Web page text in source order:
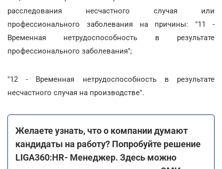
расследования несчастного случая или
профессионального заболевания на причины: "11 -
Временная нетрудоспособность в результате
профессионального заболевания";
"12 - Временная нетрудоспособность в результате
несчастного случая на производстве".
Желаете узнать, что о компании думают
кандидаты на работу? Попробуйте решение
LIGA360:HR- Менеджер. Здесь можно